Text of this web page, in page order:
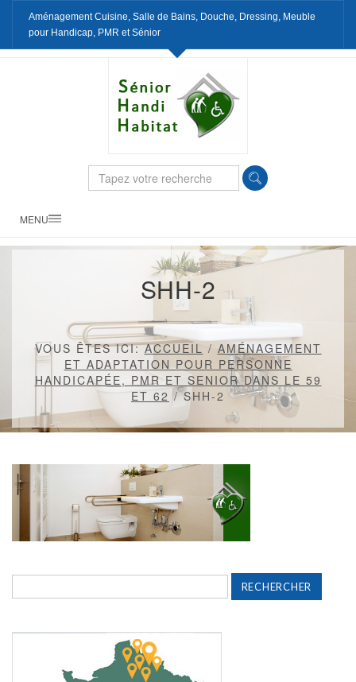
Aménagement Cuisine, Salle de Bains, Douche, Dressing, Meuble
pour Handicap, PMR et Sénior
MENU
SHH-2
VOUS ÊTES ICI:ACCUEIL / AMÉNAGEMENT
ET ADAPTATION POUR PERSONNE
HANDICAPÉE, PMR ET SENIOR DANS LE 59
ET 62 /SHH-2
Rechercher :